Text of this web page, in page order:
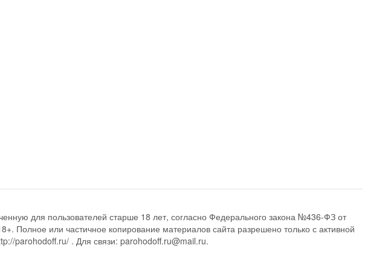
для пользователей старше 18 лет, согласно Федерального закона №436-ФЗ от
или частичное копирование материалов сайта разрешено только с активной
parohodoff.ru/ . Для связи: parohodoff.ru@mail.ru.